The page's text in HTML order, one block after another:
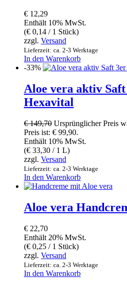
€ 12,29
Enthält 10% MwSt.
(€ 0,14 / 1 Stück)
zzgl. Versand
Lieferzeit: ca. 2-3 Werktage
In den Warenkorb
-33%
Aloe vera aktiv
Hexavital
€149,70 Ursprünglicher Preis
Preis ist: € 99,90.
Enthält 10% MwSt.
(€ 33,30 / 1 L)
zzgl. Versand
Lieferzeit: ca. 2-3 Werktage
In den Warenkorb
Aloe vera
€ 22,70
Enthält 20% MwSt.
(€ 0,25 / 1 Stück)
zzgl. Versand
Lieferzeit: ca. 2-3 Werktage
In den Warenkorb